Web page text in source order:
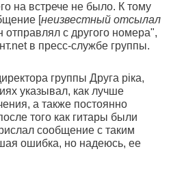
на встрече не было. К тому
[неизвестный отсылал
отправлял с другого номера",
в пресс-службе группы.
группы Друга ріка,
указывал, как лучше
а также постоянно
того как гитары были
сообщение с таким
ошибка, но надеюсь, ее